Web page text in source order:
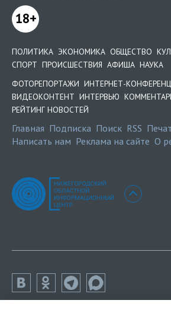
18+
ПОЛИТИКА ЭКОНОМИКА ОБЩЕСТВО
СПОРТ ПРОИСШЕСТВИЯ АФИША НАУКА
ФОТОРЕПОРТАЖИ ИНТЕРНЕТ-
ВИДЕОКОНТЕНТ ИНТЕРВЬЮ
РЕЙТИНГ НОВОСТЕЙ
Главная Подписка Поиск RSS
Написать нам Реклама на сайте О